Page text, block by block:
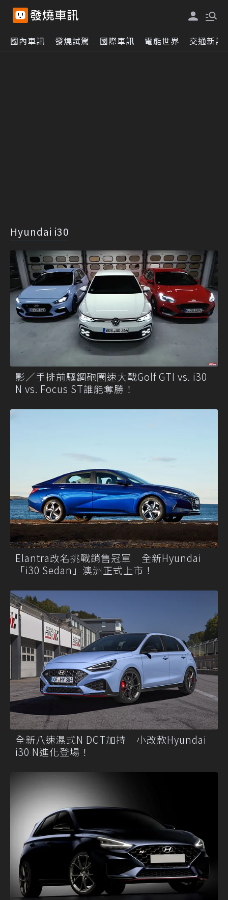
國內車訊 發燒試駕 國際車訊 電能世界 交通新訊
Hyundai i30
影／手排前驅鋼砲圈速大戰Golf GTI vs. i30
N vs. Focus ST誰能奪勝！
Elantra改名挑戰銷售冠軍 全新Hyundai
「i30 Sedan」澳洲正式上市！
全新八速濕式N DCT加持 小改款Hyundai
i30 N進化登場！